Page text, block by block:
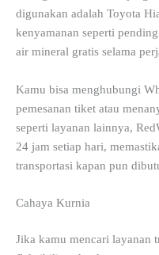
digunakan adalah Toyota
kenyamanan seperti
air mineral gratis selama
Kamu bisa menghubungi
pemesanan tiket atau
seperti layanan lainnya,
24 jam setiap hari,
transportasi kapan pun
Cahaya Kurnia
Jika kamu mencari layanan